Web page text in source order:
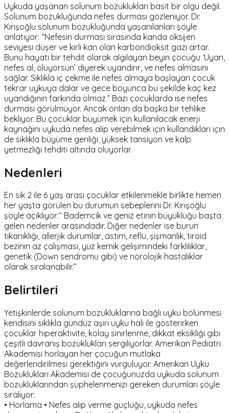
Uykuda yaşanan solunum bozuklukları basit bir olgu değil.
Solunum bozukluğunda nefes durması gözleniyor. Dr.
Kırışoğlu solunum bozukluğunda yaşanılanları şöyle
anlatıyor: “Nefesin durması sırasında kanda oksijen
seviyesi düşer ve kirli kan olan karbondioksit gazı artar.
Bunu hayati bir tehdit olarak algılayan beyin çocuğu ‘Uyan,
nefes al, ölüyorsun’ diyerek uyandırır, ve nefes almasını
sağlar. Sıklıkla iç çekme ile nefes almaya başlayan çocuk
tekrar uykuya dalar ve gece boyunca bu şekilde kaç kez
uyandığının farkında olmaz.” Bazı çocuklarda ise nefes
durması görülmüyor. Ancak onları da başka bir tehlike
bekliyor. Bu çocuklar büyümek için kullanılacak enerji
kaynağını uykuda nefes alıp verebilmek için kullandıkları için
de sıklıkla büyüme geriliği, yüksek tansiyon ve kalp
yetmezliği tehditi altında oluyorlar.
Nedenleri
En sık 2 ile 6 yaş arası çocuklar etkilenmekle birlikte hemen
her yaşta görülen bu durumun sebeplerini Dr. Kırışoğlu
şöyle açıklıyor:“ Bademcik ve geniz etinin büyüklüğü başta
gelen nedenler arasındadır. Diğer nedenler ise burun
tıkanıklığı, allerjik durumlar, astım, reflü, şişmanlık, tiroid
bezinin az çalışması, yüz kemik gelişimindeki farklılıklar,
genetik (Down sendromu gibi) ve nörolojik hastalıklar
olarak sıralanabilir.”
Belirtileri
Yetişkinlerde solunum bozukluklarına bağlı uyku bölünmesi
kendisini sıklıkla gündüz aşırı uyku hali ile gösterirken
çocuklar hiperaktivite, kolay sinirlenme, dikkat eksikliği gibi
çeşitli davranış bozuklukları sergiliyorlar. Amerikan Pediatri
Akademisi horlayan her çocuğun mutlaka
değerlendirilmesi gerektiğini vurguluyor. Amerikan Uyku
Bozuklukları Akademisi de çocuğunuzda uykuda solunum
bozukluklarından şüphelenmenizi gereken durumları şöyle
sıralıyor:
• Horlama • Nefes alıp verme güçlüğü, uykuda nefes